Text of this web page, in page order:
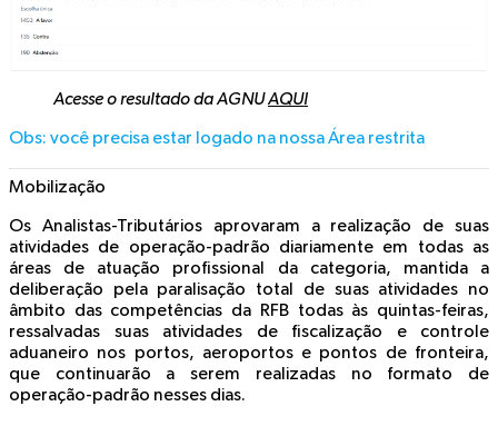
Acesse o resultado da AGNUAQUI
Obs: você precisa estar logado na nossa Área restrita
Mobilização
Os Analistas-Tributários aprovaram a realização de suas
atividades de operação-padrão diariamente em todas as
áreas de atuação profissional da categoria, mantida a
deliberação pela paralisação total de suas atividades no
âmbito das competências da RFB todas às quintas-feiras,
ressalvadas suas atividades de fiscalização e controle
aduaneiro nos portos, aeroportos e pontos de fronteira,
que continuarão a serem realizadas no formato de
operação-padrão nesses dias.